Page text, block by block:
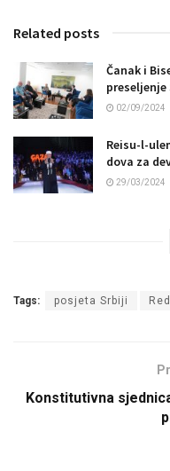
Related posts
Čanak i
preseljenje
02/09/2024
Reisu-l-
dova za
29/03/2024
Tags: posjeta Srbiji
Konstitutivna